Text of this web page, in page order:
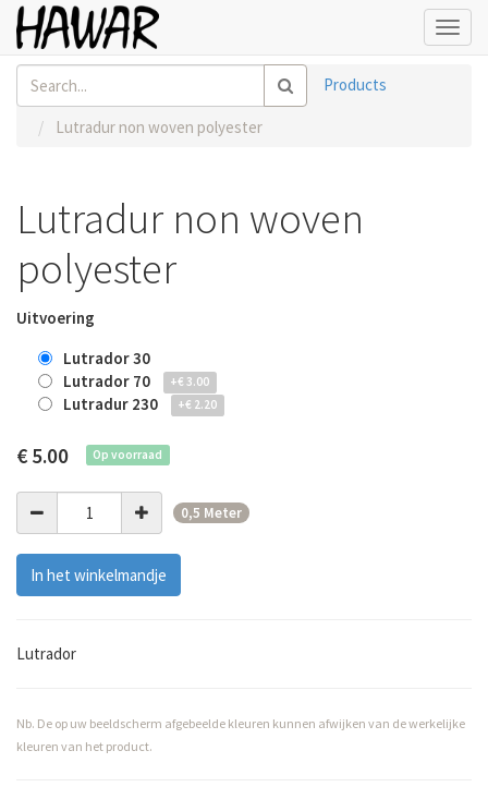
Products
Lutradur non woven polyester
Lutradur non woven
polyester
Uitvoering
Lutrador 30
Lutrador 70
+€3.00
Lutradur 230 +€ 2.20
€ 5.00 Op voorraad
0,5 Meter
In het winkelmandje
Lutrador
Nb. De op uw beeldscherm afgebeelde kleuren kunnen afwijken van de werkelijke
kleuren van het product.